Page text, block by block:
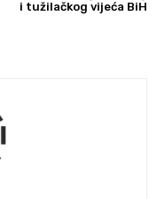
i tužilačkog vijeća BiH